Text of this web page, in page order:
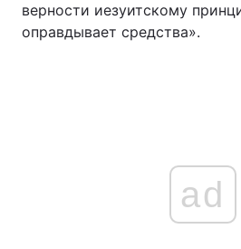
верности иезуитскому
оправдывает средства».
ad